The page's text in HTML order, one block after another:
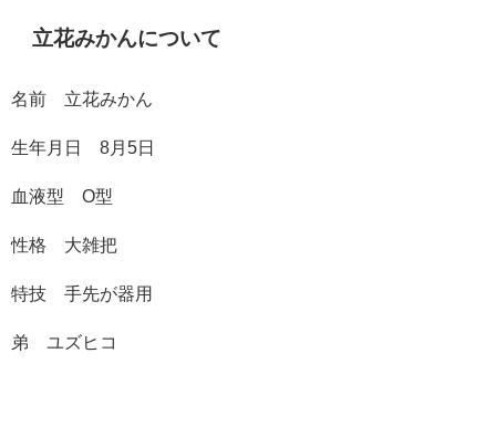
立花みかんについて
名前 立花みかん
生年月日 8月5日
血液型 O型
性格 大雑把
特技 手先が器用
弟 ユズヒコ